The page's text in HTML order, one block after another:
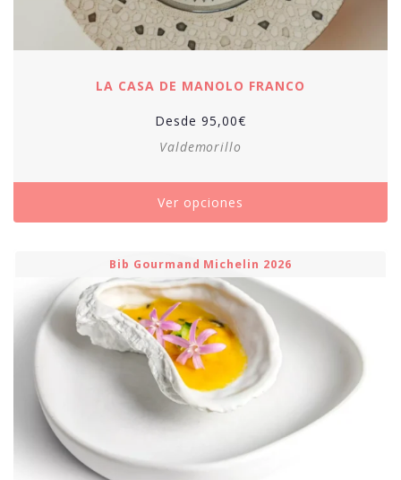
LA CASA DE MANOLO FRANCO
Desde 95,00€
Valdemorillo
Ver opciones
Bib Gourmand Michelin 2026